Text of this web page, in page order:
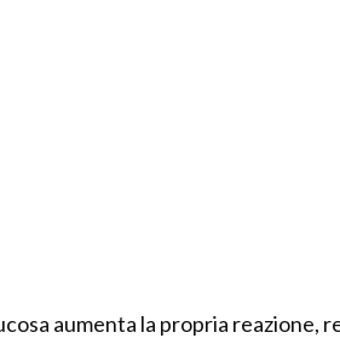
aumenta la propria reazione,